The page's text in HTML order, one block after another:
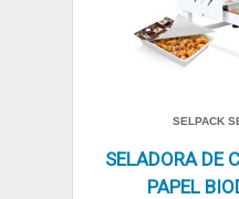
SELPACK
SELADORA DE
PAPEL